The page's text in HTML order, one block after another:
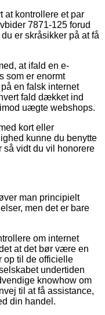
kontrollere et par
7871-125 forud
er skråsikker på at få
at ifald en e-
som er enormt
en falsk internet
fald dækket ind
uægte webshops.
kort eller
kunne du benytte
så vidt du vil honorere
man principielt
men det er bare
om internet
at det bør være en
op til de officielle
undertiden
knowhow om
til at få assistance,
din handel.